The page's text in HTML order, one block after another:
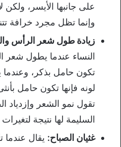
على جانبها الأيسر،
وإنما تظل مجرد خرافة
زيادة طول شعر الرأس
النساء عندما يطول شعر
تكون حامل بذكر، وعندما
لونه فإنها تكون حامل
تقول نمو الشعر وإزدياد
السليمة لها نتيجة لتغيرات
غثيان الصباح: يقال عندما